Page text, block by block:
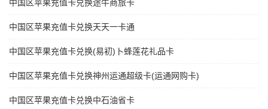
中国区苹果充值卡兑换途牛商旅卡
中国区苹果充值卡兑换天天一卡通
中国区苹果充值卡兑换(易初)卜蜂莲花礼品卡
中国区苹果充值卡兑换神州运通超级卡(运通网购卡)
中国区苹果充值卡兑换中石油省卡